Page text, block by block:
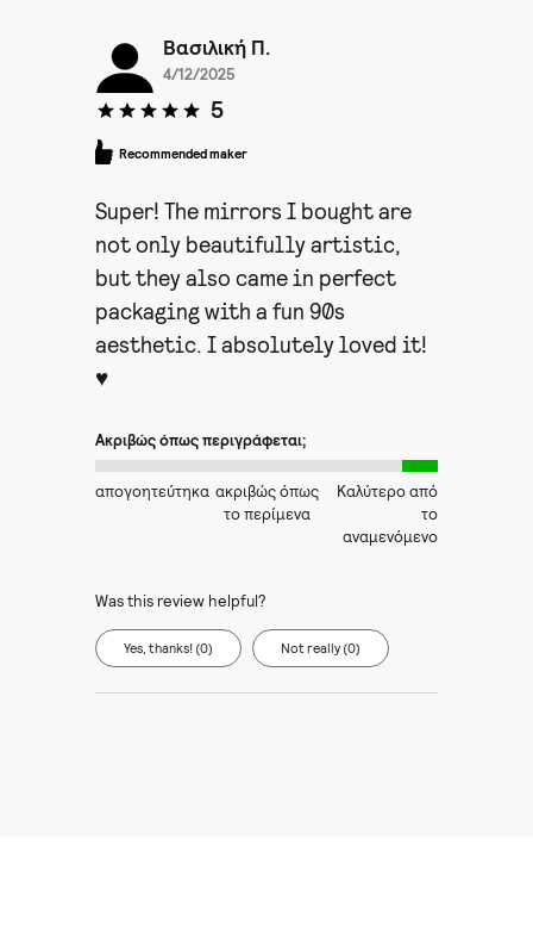
Βασιλική Π.
4/12/2025
5
Recommended maker
Super! The mirrors I bought are
not only beautifully artistic,
but they also came in perfect
packaging with a fun 90s
aesthetic. I absolutely loved it!
♥
Ακριβώς όπως περιγράφεται;
απογοητεύτηκα ακριβώς όπως
το περίμενα
Καλύτερο από
το
αναμενόμενο
Was this review helpful?
Yes, thanks! (0) Not really (0)